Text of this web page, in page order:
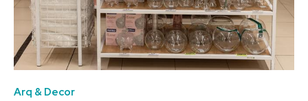
Arq & Decor